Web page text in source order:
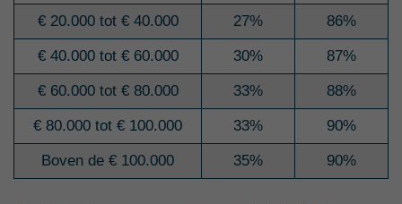
€ 20.000 tot € 40.000 27% 86%
€ 40.000 tot € 60.000 30% 87%
€ 60.000 tot € 80.000 33% 88%
€ 80.000 tot € 100.000 33% 90%
Boven de € 100.000 35% 90%